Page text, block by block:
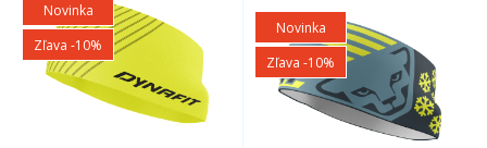
Novinka
Zľava -10%
Novinka
Zľava -10%